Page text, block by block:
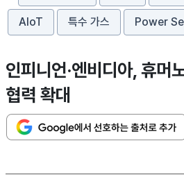
AIoT 특수 가스 Power
인피니언·엔비디아, 휴머
협력 확대